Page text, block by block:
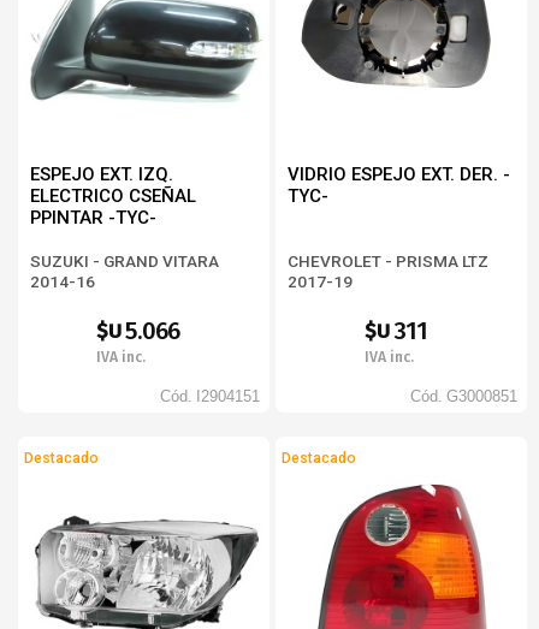
ESPEJO EXT. IZQ.
ELECTRICO CSEÑAL
PPINTAR -TYC-
SUZUKI - GRAND VITARA
2014-16
$U5.066
IVA inc.
Cód. I2904151
VIDRIO ESPEJO EXT. DER. -
TYC-
CHEVROLET - PRISMA LTZ
2017-19
$U311
IVA inc.
Cód. G3000851
Destacado Destacado